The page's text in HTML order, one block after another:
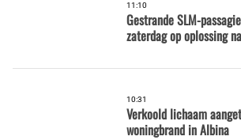
11:10
Gestrande SLM-
zaterdag op oplossing
10:31
Verkoold lichaam
woningbrand in Albina